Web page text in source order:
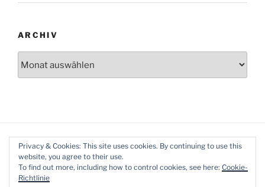
ARCHIV
Datenschutzerklärung
Privacy & Cookies: This site uses cookies. By continuing to use this
website, you agree to their use.
To find out more, including how to control cookies, see here: Cookie-
Richtlinie